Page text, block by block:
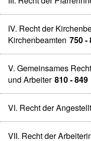
IV. Recht der
Kirchenbeamten 750 -
V. Gemeinsames
und Arbeiter 810 - 849
VI. Recht der
VII. Recht der